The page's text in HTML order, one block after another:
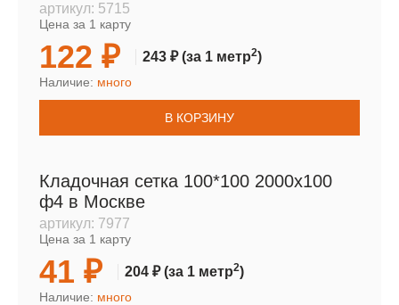
артикул: 5715
Цена за 1 карту
122 ₽ 243 ₽(за 1 метр2)
Наличие: много
В КОРЗИНУ
Кладочная сетка 100*100 2000х100
ф4 в Москве
артикул: 7977
Цена за 1 карту
41 ₽ 204 ₽(за 1 метр2)
Наличие: много